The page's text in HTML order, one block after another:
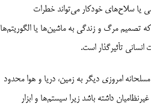
یا سلاح‌های خودکار می‌تواند خطرات
که تصمیم مرگ و زندگی به ماشین‌­ها یا الگوریتم‌­ها
تأثیرگذار است.
امروزی دیگر به زمین، دریا و هوا محدود
داشته باشد زیرا سیستم‌­ها و ابزار